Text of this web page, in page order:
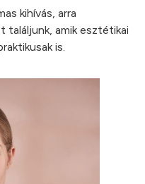
kihívás, arra
találjunk, amik esztétikai
is.